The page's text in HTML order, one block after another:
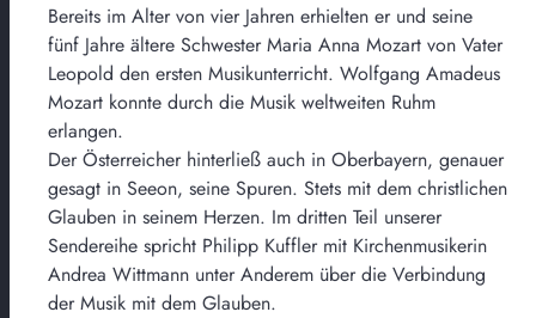
Bereits im Alter von vier Jahren erhielten er und seine
fünf Jahre ältere Schwester Maria Anna Mozart von Vater
Leopold den ersten Musikunterricht. Wolfgang Amadeus
Mozart konnte durch die Musik weltweiten Ruhm
erlangen.
Der Österreicher hinterließ auch in Oberbayern, genauer
gesagt in Seeon, seine Spuren. Stets mit dem christlichen
Glauben in seinem Herzen. Im dritten Teil unserer
Sendereihe spricht Philipp Kuffler mit Kirchenmusikerin
Andrea Wittmann unter Anderem über die Verbindung
der Musik mit dem Glauben.